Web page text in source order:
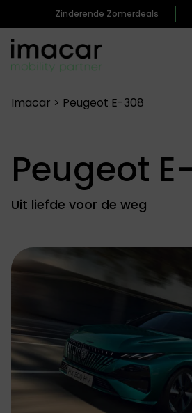
Zinderende Zomerdeals
Imacar > Peugeot E-308
Peugeot
Uit liefde voor de weg